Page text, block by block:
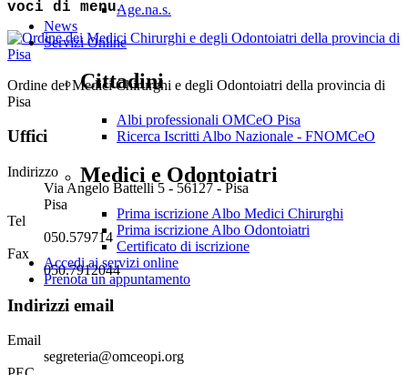
Age.na.s.
News
Servizi Online
Cittadini
Albi professionali OMCeO Pisa
Ricerca Iscritti Albo Nazionale - FNOMCeO
Medici e Odontoiatri
Prima iscrizione Albo Medici Chirurghi
Prima iscrizione Albo Odontoiatri
Certificato di iscrizione
Accedi ai servizi online
Prenota un appuntamento
voci di menu.
Ordine dei Medici Chirurghi e degli Odontoiatri della provincia di
Pisa
Uffici
Indirizzo
Via Angelo Battelli 5 - 56127 - Pisa
Pisa
Tel
050.579714
Fax
050.7912044
Indirizzi email
Email
segreteria@omceopi.org